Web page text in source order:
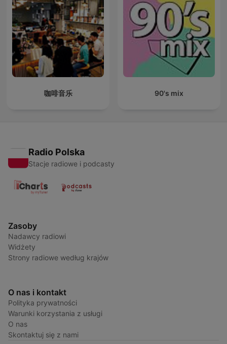
咖啡音乐 90's mix
Radio Polska
Stacje radiowe i podcasty
Zasoby
Nadawcy radiowi
Widżety
Strony radiowe według krajów
O nas i kontakt
Polityka prywatności
Warunki korzystania z usługi
O nas
Skontaktuj się z nami